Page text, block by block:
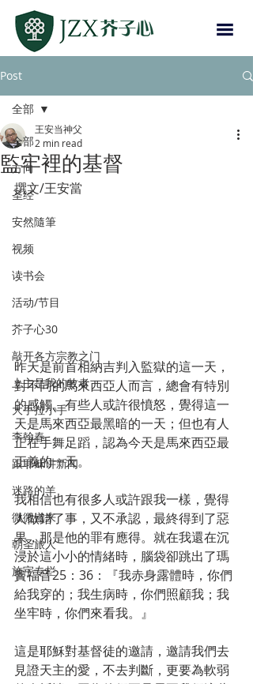
Post
全部
方向
圣经
安然隨筆
视频
读书会
活动/节目
芥子心30
敲开各方宗教之门
上主是我的牧者
大手拉小手
李翰春
跟耶稣讲新闻
迷路的羊
微微道来
朝圣旅人
施宇专栏
全部
監牢裡的基督
王安当神父
2 min read
撰文/王安當
昨天是前首相納吉判入監獄的這一天，
對不同的馬來西亞人而言，總會有特別
的感觸。有些人或許很憤怒，覺得這一
天是馬來西亞最黑暗的一天；但也有人
正在手舞足蹈，認為今天是馬來西亞最
正義的一天。
我相信也有很多人或許跟我一樣，覺得
人做錯了事，又不承認，最終得到了惡
果，那是他的罪有應得。就在我還在沉
浸於這小小的情緒時，腦袋卻跳出了瑪
竇福音25：36：『我赤身露體時，你們
給我穿的；我生病時，你們照顧我；我
坐牢時，你們來看我。』
這是耶穌對基督徒的邀請，邀請我們去
見證天主的愛，不去判斷，更要為軟弱